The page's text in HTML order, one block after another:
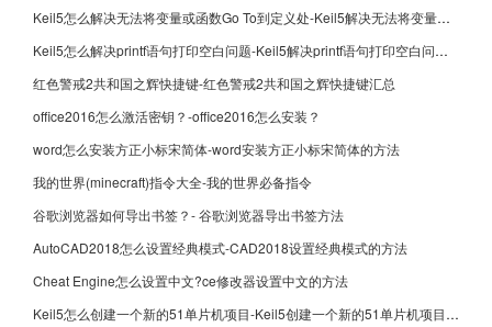
Keil5怎么解决无法将变量或函数Go To到定义处-Keil5解决无法将变量或函数Go To到定义处的方法
Keil5怎么解决printf语句打印空白问题-Keil5解决printf语句打印空白问题的方法
红色警戒2共和国之辉快捷键-红色警戒2共和国之辉快捷键汇总
office2016怎么激活密钥？-office2016怎么安装？
word怎么安装方正小标宋简体-word安装方正小标宋简体的方法
我的世界(minecraft)指令大全-我的世界必备指令
谷歌浏览器如何导出书签？- 谷歌浏览器导出书签方法
AutoCAD2018怎么设置经典模式-CAD2018设置经典模式的方法
Cheat Engine怎么设置中文?ce修改器设置中文的方法
Keil5怎么创建一个新的51单片机项目-Keil5创建一个新的51单片机项目的方法